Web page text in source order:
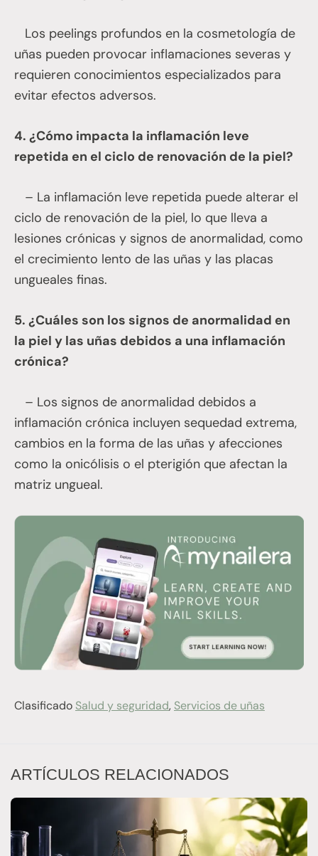
Los peelings profundos en la cosmetología de
uñas pueden provocar inflamaciones severas y
requieren conocimientos especializados para
evitar efectos adversos.
4. ¿Cómo impacta la inflamación leve
repetida en el ciclo de renovación de la piel?
– La inflamación leve repetida puede alterar el
ciclo de renovación de la piel, lo que lleva a
lesiones crónicas y signos de anormalidad, como
el crecimiento lento de las uñas y las placas
ungueales finas.
5. ¿Cuáles son los signos de anormalidad en
la piel y las uñas debidos a una inflamación
crónica?
– Los signos de anormalidad debidos a
inflamación crónica incluyen sequedad extrema,
cambios en la forma de las uñas y afecciones
como la onicólisis o el pterigión que afectan la
matriz ungueal.
Clasificado Salud y seguridad, Servicios de uñas
ARTÍCULOS RELACIONADOS